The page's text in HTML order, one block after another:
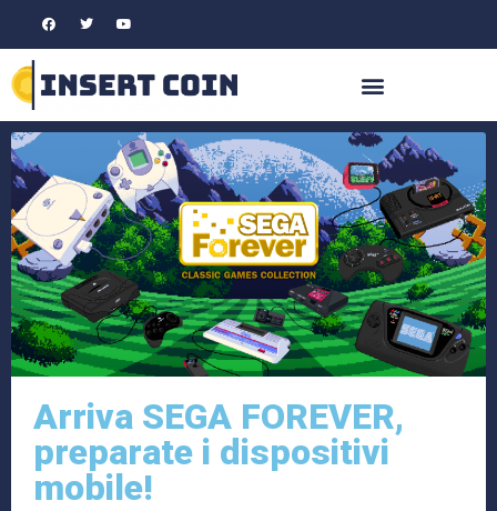
Arriva SEGA FOREVER,
preparate i dispositivi
mobile!